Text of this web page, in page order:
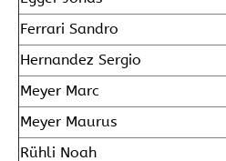
Ferrari Sandro
Hernandez Sergio
Meyer Marc
Meyer Maurus
Rühli Noah